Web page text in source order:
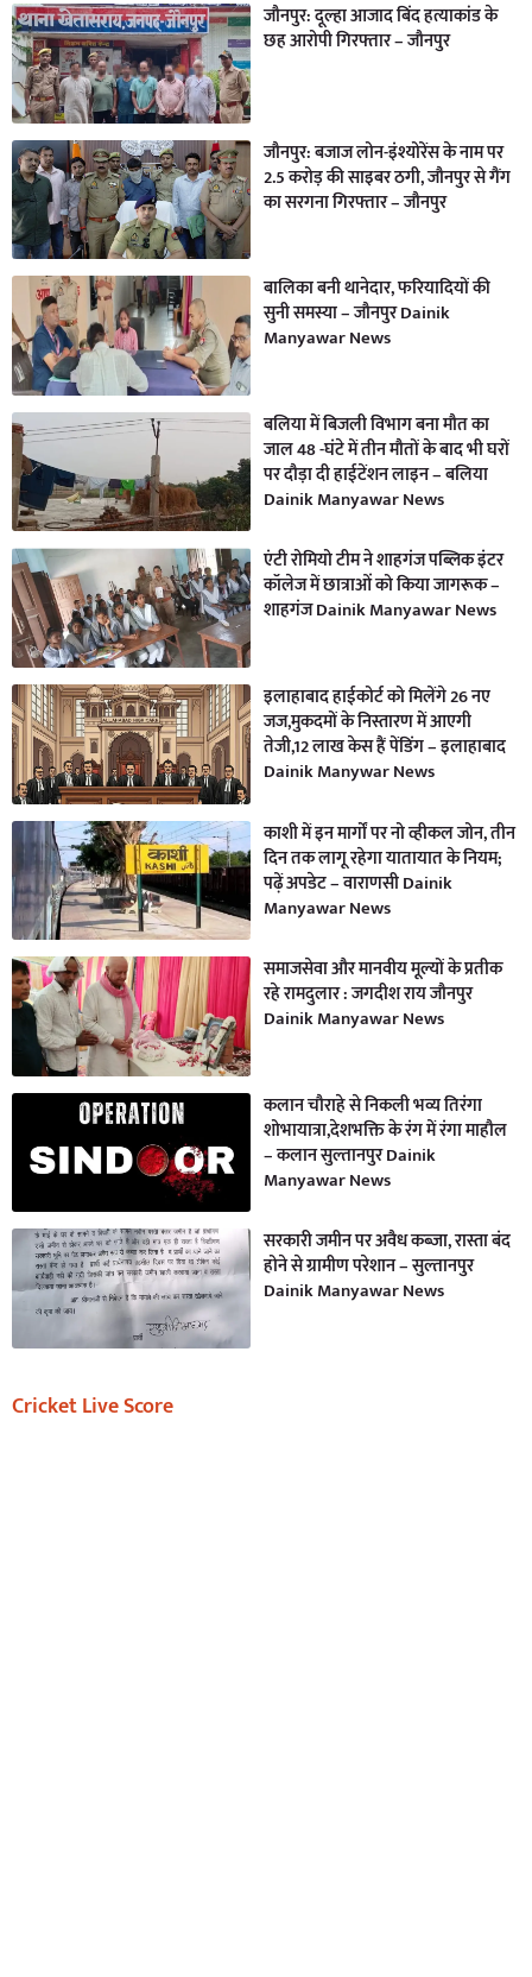
जौनपुर: दूल्हा आजाद बिंद हत्याकांड के
छह आरोपी गिरफ्तार – जौनपुर
जौनपुर: बजाज लोन-इंश्योरेंस के नाम पर
2.5 करोड़ की साइबर ठगी, जौनपुर से गैंग
का सरगना गिरफ्तार – जौनपुर
बालिका बनी थानेदार, फरियादियों की
सुनी समस्या – जौनपुर Dainik
Manyawar News
बलिया में बिजली विभाग बना मौत का
जाल 48 -घंटे में तीन मौतों के बाद भी घरों
पर दौड़ा दी हाईटेंशन लाइन – बलिया
Dainik Manyawar News
एंटी रोमियो टीम ने शाहगंज पब्लिक इंटर
कॉलेज में छात्राओं को किया जागरूक –
शाहगंज Dainik Manyawar News
इलाहाबाद हाईकोर्ट को मिलेंगे 26 नए
जज,मुकदमों के निस्तारण में आएगी
तेजी,12 लाख केस हैं पेंडिंग – इलाहाबाद
Dainik Manywar News
काशी में इन मार्गों पर नो व्हीकल जोन, तीन
दिन तक लागू रहेगा यातायात के नियम;
पढ़ें अपडेट – वाराणसी Dainik
Manyawar News
समाजसेवा और मानवीय मूल्यों के प्रतीक
रहे रामदुलार : जगदीश राय जौनपुर
Dainik Manyawar News
कलान चौराहे से निकली भव्य तिरंगा
शोभायात्रा,देशभक्ति के रंग में रंगा माहौल
– कलान सुल्तानपुर Dainik
Manyawar News
सरकारी जमीन पर अवैध कब्जा, रास्ता बंद
होने से ग्रामीण परेशान – सुल्तानपुर
Dainik Manyawar News
Cricket Live Score